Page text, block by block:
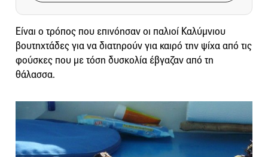
Είναι ο τρόπος που επινόησαν οι παλιοί Καλύμνιου
βουτηχτάδες για να διατηρούν για καιρό την ψίχα από τις
φούσκες που με τόση δυσκολία έβγαζαν από τη
θάλασσα.